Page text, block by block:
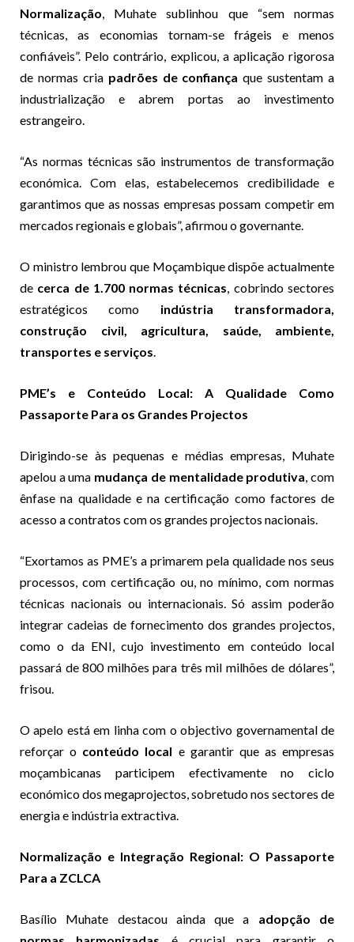
Normalização, Muhate sublinhou que “sem normas
técnicas, as economias tornam-se frágeis e menos
confiáveis”. Pelo contrário, explicou, a aplicação rigorosa
de normas cria padrões de confiança que sustentam a
industrialização e abrem portas ao investimento
estrangeiro.
“As normas técnicas são instrumentos de transformação
económica. Com elas, estabelecemos credibilidade e
garantimos que as nossas empresas possam competir em
mercados regionais e globais”, afirmou o governante.
O ministro lembrou que Moçambique dispõe actualmente
de cerca de 1.700 normas técnicas, cobrindo sectores
estratégicos como indústria transformadora,
construção civil, agricultura, saúde, ambiente,
transportes e serviços.
PME’s e Conteúdo Local: A Qualidade Como
Passaporte Para os Grandes Projectos
Dirigindo-se às pequenas e médias empresas, Muhate
apelou a uma mudança de mentalidade produtiva, com
ênfase na qualidade e na certificação como factores de
acesso a contratos com os grandes projectos nacionais.
“Exortamos as PME’s a primarem pela qualidade nos seus
processos, com certificação ou, no mínimo, com normas
técnicas nacionais ou internacionais. Só assim poderão
integrar cadeias de fornecimento dos grandes projectos,
como o da ENI, cujo investimento em conteúdo local
passará de 800 milhões para três mil milhões de dólares”,
frisou.
O apelo está em linha com o objectivo governamental de
reforçar o conteúdo local e garantir que as empresas
moçambicanas participem efectivamente no ciclo
económico dos megaprojectos, sobretudo nos sectores de
energia e indústria extractiva.
Normalização e Integração Regional: O Passaporte
Para a ZCLCA
Basílio Muhate destacou ainda que a adopção de